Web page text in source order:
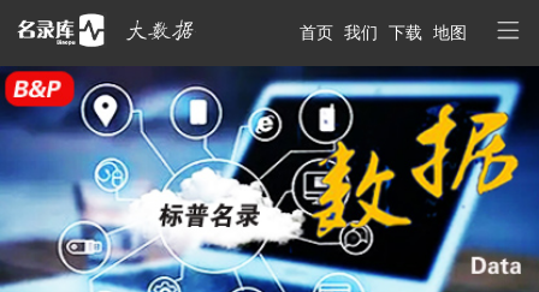
首页 我们 下载 地图